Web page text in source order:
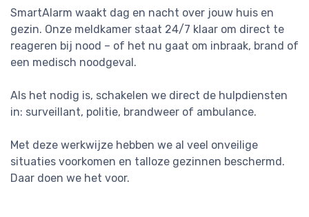
SmartAlarm waakt dag en nacht over jouw huis en
gezin. Onze meldkamer staat 24/7 klaar om direct te
reageren bij nood – of het nu gaat om inbraak, brand of
een medisch noodgeval.
Als het nodig is, schakelen we direct de hulpdiensten
in: surveillant, politie, brandweer of ambulance.
Met deze werkwijze hebben we al veel onveilige
situaties voorkomen en talloze gezinnen beschermd.
Daar doen we het voor.